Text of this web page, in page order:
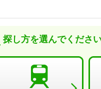
探し方を選んでくださ